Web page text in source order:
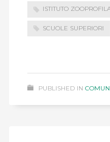
ISTITUTO
SCUOLE SUPERIORI
PUBLISHED IN